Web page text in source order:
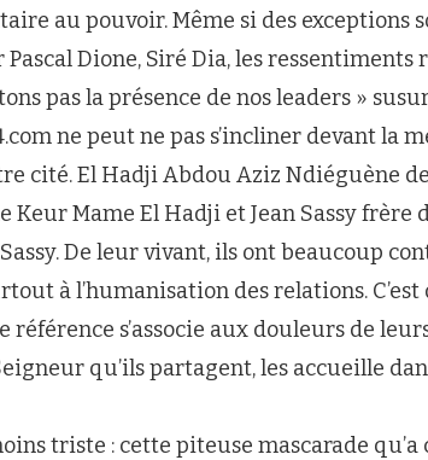
au pouvoir. Même si des exceptions
Dione, Siré Dia, les ressentiments
pas la présence de nos leaders »
ne peut ne pas s’incliner devant la
cité. El Hadji Abdou Aziz Ndiéguène
Mame El Hadji et Jean Sassy frère
De leur vivant, ils ont beaucoup
à l’humanisation des relations.
s’associe aux douleurs de
qu’ils partagent, les accueille
triste : cette piteuse mascarade qu’a